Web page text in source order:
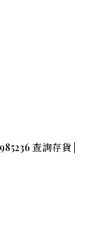
查詢存貨 |